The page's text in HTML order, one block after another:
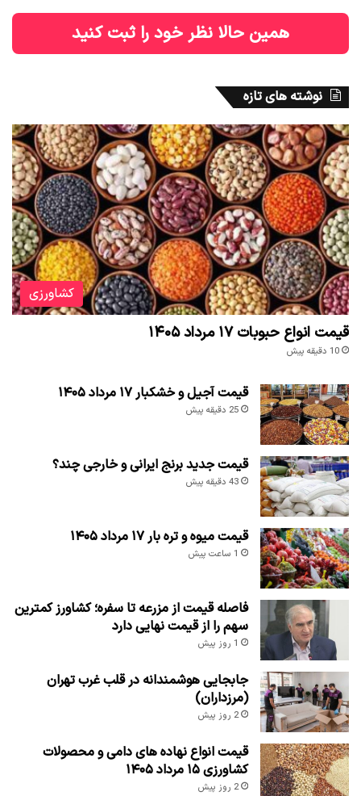
همین حالا نظر خود را ثبت کنید
نوشته های تازه
کشاورزی
قیمت انواع حبوبات ۱۷ مرداد ۱۴۰۵
10 دقیقه پیش
قیمت آجیل و خشکبار ۱۷ مرداد ۱۴۰۵
25 دقیقه پیش
قیمت جدید برنج ایرانی و خارجی چند؟
43 دقیقه پیش
قیمت میوه و تره بار ۱۷ مرداد ۱۴۰۵
1 ساعت پیش
فاصله قیمت از مزرعه تا سفره؛ کشاورز کمترین
سهم را از قیمت نهایی دارد
1 روز پیش
جابجایی هوشمندانه در قلب غرب تهران
(مرزداران)
2 روز پیش
قیمت انواع نهاده های دامی و محصولات
کشاورزی ۱۵ مرداد ۱۴۰۵
2 روز پیش